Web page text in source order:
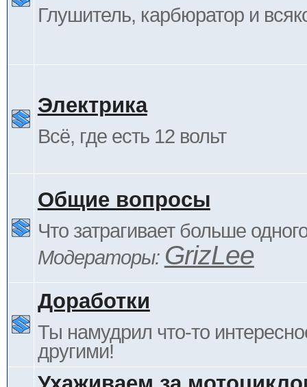
Глушитель, карбюратор и
Электрика
Всё, где есть 12 вольт
Общие вопросы
Что затрагивает больше
Модераторы: GrizLee
Доработки
Ты намудрил что-то
другими!